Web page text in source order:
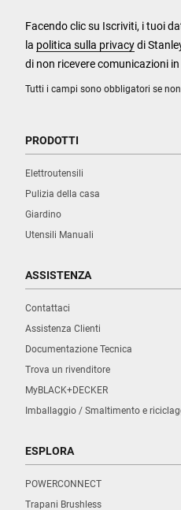
Tutti i campi sono obbligatori se
Facendo clic su Iscriviti, i tuoi
la politica sulla privacydi
di non ricevere comunicazioni
PRODOTTI
Elettroutensili
Pulizia della casa
Giardino
Utensili Manuali
ASSISTENZA
Contattaci
Assistenza Clienti
Documentazione Tecnica
Trova un rivenditore
MyBLACK+DECKER
Imballaggio / Smaltimento e
ESPLORA
POWERCONNECT
Trapani Brushless